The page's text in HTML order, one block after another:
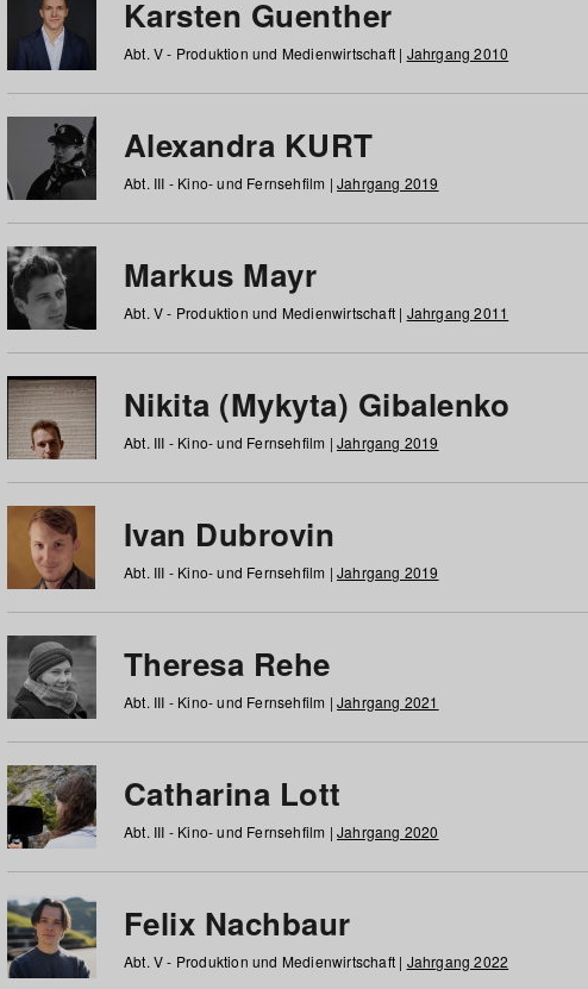
Karsten Guenther
Abt. V - Produktion und Medienwirtschaft | Jahrgang 2010
Alexandra KURT
Abt. III - Kino- und Fernsehfilm | Jahrgang 2019
Markus Mayr
Abt. V - Produktion und Medienwirtschaft | Jahrgang 2011
Nikita (Mykyta) Gibalenko
Abt. III - Kino- und Fernsehfilm | Jahrgang 2019
Ivan Dubrovin
Abt. III - Kino- und Fernsehfilm | Jahrgang 2019
Theresa Rehe
Abt. III - Kino- und Fernsehfilm | Jahrgang 2021
Catharina Lott
Abt. III - Kino- und Fernsehfilm | Jahrgang 2020
Felix Nachbaur
Abt. V - Produktion und Medienwirtschaft | Jahrgang 2022